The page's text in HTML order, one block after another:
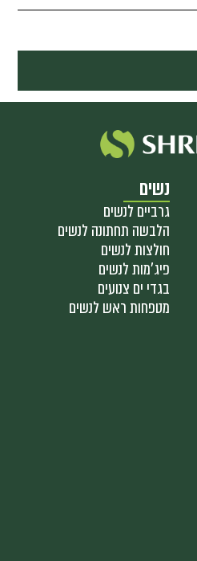
נשים
גרביים לנשים
הלבשה תחתונה לנשים
חולצות לנשים
פיג'מות לנשים
בגדי ים צנועים
מטפחות ראש לנשים